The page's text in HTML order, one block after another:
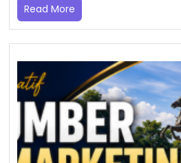
Read More